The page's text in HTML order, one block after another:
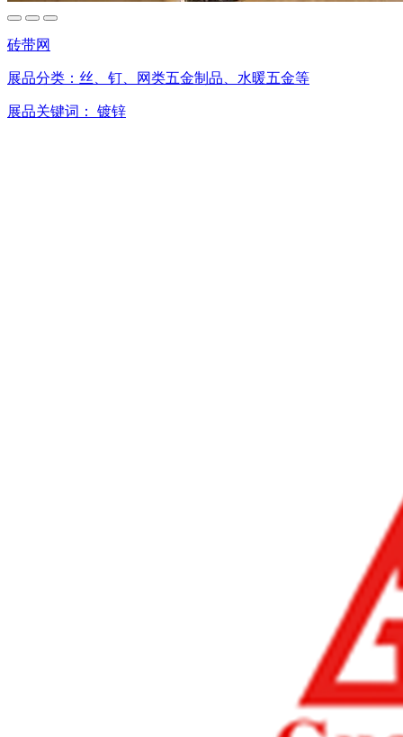
砖带网
展品分类： 丝、钉、网类五金制品、水暖五金等
展品关键词： 镀锌